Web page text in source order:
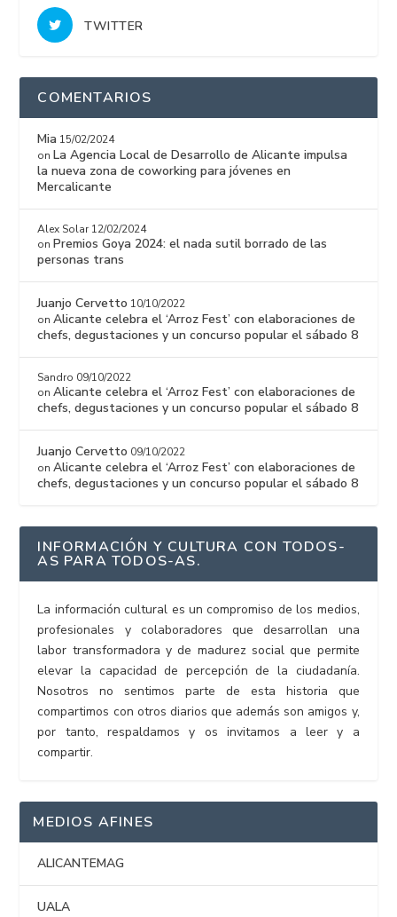
TWITTER
COMENTARIOS
Mia 15/02/2024
onLa Agencia Local de Desarrollo de Alicante impulsa
la nueva zona de coworking para jóvenes en
Mercalicante
Alex Solar 12/02/2024
onPremios Goya 2024: el nada sutil borrado de las
personas trans
Juanjo Cervetto 10/10/2022
onAlicante celebra el ‘Arroz Fest’ con elaboraciones de
chefs, degustaciones y un concurso popular el sábado 8
Sandro 09/10/2022
onAlicante celebra el ‘Arroz Fest’ con elaboraciones de
chefs, degustaciones y un concurso popular el sábado 8
Juanjo Cervetto 09/10/2022
onAlicante celebra el ‘Arroz Fest’ con elaboraciones de
chefs, degustaciones y un concurso popular el sábado 8
INFORMACIÓN Y CULTURA CON TODOS-
AS PARA TODOS-AS.
La información cultural es un compromiso de los medios,
profesionales y colaboradores que desarrollan una
labor transformadora y de madurez social que permite
elevar la capacidad de percepción de la ciudadanía.
Nosotros no sentimos parte de esta historia que
compartimos con otros diarios que además son amigos y,
por tanto, respaldamos y os invitamos a leer y a
compartir.
MEDIOS AFINES
ALICANTEMAG
UALA